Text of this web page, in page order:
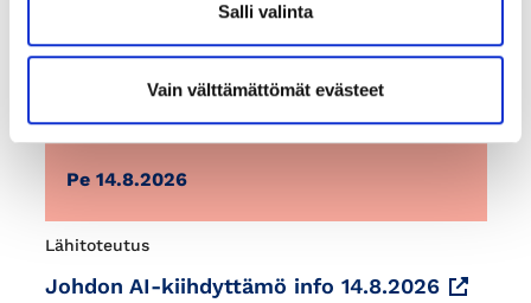
Salli valinta
Vain välttämättömät evästeet
TAPAHTUMAT KOULUTUKSET
Pe 14.8.2026
Lähitoteutus
Johdon AI-kiihdyttämö info 14.8.2026